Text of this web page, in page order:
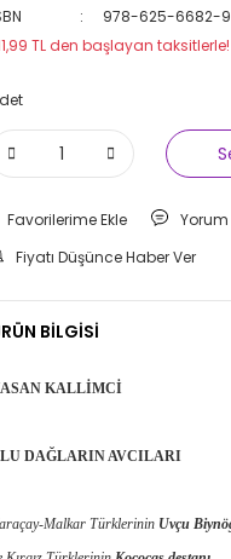
978-625-6682-
TL den başlayan taksitlerle!
Yorum
Fiyatı Düşünce Haber Ver
BİLGİSİ
KALLİMCİ
DAĞLARIN AVCILARI
Malkar TürklerininUvçu